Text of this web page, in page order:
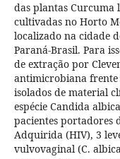
das plantas Curcuma
cultivadas no Horto
localizado na cidade
Paraná-Brasil. Para
de extração por
antimicrobiana frente
isolados de material
espécie Candida
pacientes portadores
Adquirida (HIV), 3
vulvovaginal (C.